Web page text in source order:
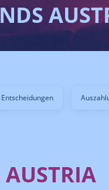
Entscheidungen
AUSTRIA